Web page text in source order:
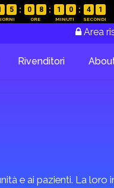
5 0 8 1 0 4 0
Area
Rivenditori
e ai pazienti. La loro